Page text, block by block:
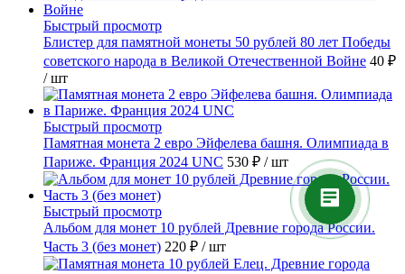
Быстрый просмотр
Блистер для памятной монеты 50 рублей 80 лет Победы
советского народа в Великой Отечественной Войне 40 ₽
/ шт
Быстрый просмотр
Памятная монета 2 евро Эйфелева башня. Олимпиада в
Париже. Франция 2024 UNC 530 ₽ / шт
Быстрый просмотр
Альбом для монет 10 рублей Древние города России.
Часть 3 (без монет) 220 ₽ / шт